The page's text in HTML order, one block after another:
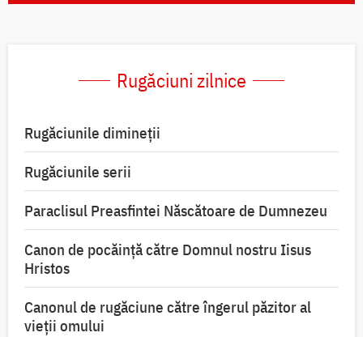
Rugăciuni zilnice
Rugăciunile dimineții
Rugăciunile serii
Paraclisul Preasfintei Născătoare de Dumnezeu
Canon de pocăință către Domnul nostru Iisus
Hristos
Canonul de rugăciune către îngerul păzitor al
vieții omului